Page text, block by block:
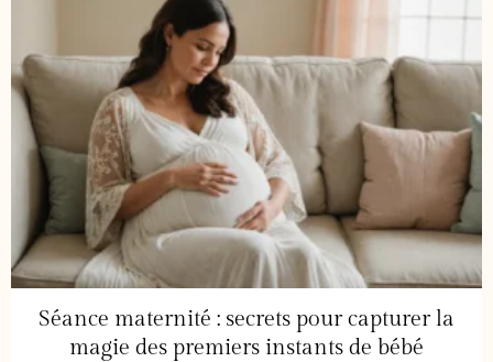
Séance maternité : secrets pour capturer la
magie des premiers instants de bébé